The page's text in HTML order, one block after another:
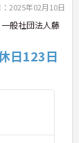
2025年02月10日
一般社団法人藤
日123日